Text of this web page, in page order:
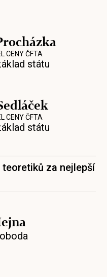
CENY ČFTA
státu
CENY ČFTA
státu
za nejlepší